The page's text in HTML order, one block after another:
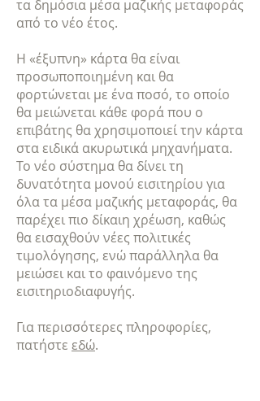
τα δημόσια μέσα μαζικής μεταφοράς
από το νέο έτος.
Η «έξυπνη» κάρτα θα είναι
προσωποποιημένη και θα
φορτώνεται με ένα ποσό, το οποίο
θα μειώνεται κάθε φορά που ο
επιβάτης θα χρησιμοποιεί την κάρτα
στα ειδικά ακυρωτικά μηχανήματα.
Το νέο σύστημα θα δίνει τη
δυνατότητα μονού εισιτηρίου για
όλα τα μέσα μαζικής μεταφοράς, θα
παρέχει πιο δίκαιη χρέωση, καθώς
θα εισαχθούν νέες πολιτικές
τιμολόγησης, ενώ παράλληλα θα
μειώσει και το φαινόμενο της
εισιτηριοδιαφυγής.
Για περισσότερες πληροφορίες,
πατήστε εδώ.